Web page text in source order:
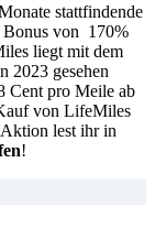
stattfindende
Bonus von 170%
liegt mit dem
2023 gesehen
Cent pro Meile ab
von LifeMiles
lest ihr in
!